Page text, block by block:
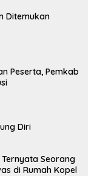
Ditemukan
Peserta, Pemkab
Diri
Ternyata Seorang
di Rumah Kopel